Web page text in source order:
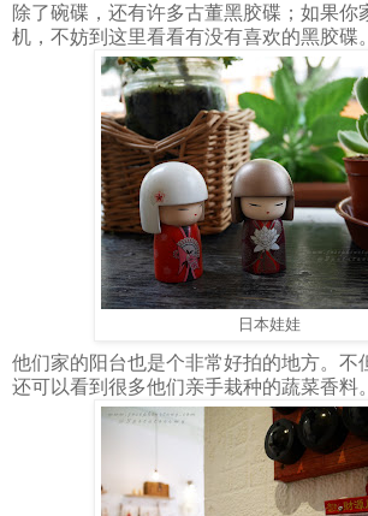
除了碗碟，还有许多古董黑胶碟；如果你
机，不妨到这里看看有没有喜欢的黑胶碟。
日本娃娃
他们家的阳台也是个非常好拍的地方。不
还可以看到很多他们亲手栽种的蔬菜香料。